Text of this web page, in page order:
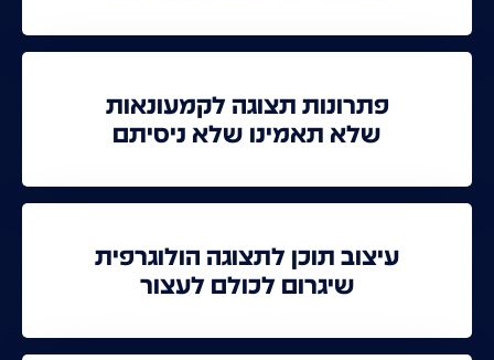
פתרונות תצוגה לקמעונאות
שלא תאמינו שלא ניסיתם
עיצוב תוכן לתצוגה הולוגרפית
שיגרום לכולם לעצור